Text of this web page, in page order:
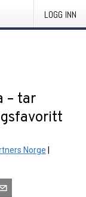
LOGG INN
– tar
Norge